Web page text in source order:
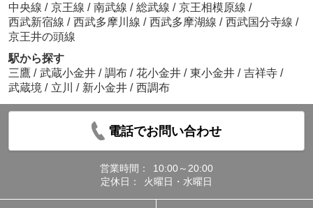
中央線 / 京王線 / 南武線 / 総武線 / 京王相模原線 /
西武新宿線 / 西武多摩川線 / 西武多摩湖線 / 西武国分寺線 /
京王井の頭線
駅から探す
三鷹 / 武蔵小金井 / 調布 / 花小金井 / 東小金井 / 吉祥寺 /
武蔵境 / 立川 / 新小金井 / 西調布
電話でお問い合わせ
営業時間：
10:00～20:00
定休日：
火曜日・水曜日